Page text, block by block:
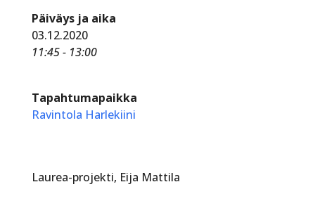
Päiväys ja aika
03.12.2020
11:45 - 13:00
Tapahtumapaikka
Ravintola Harlekiini
Laurea-projekti, Eija Mattila